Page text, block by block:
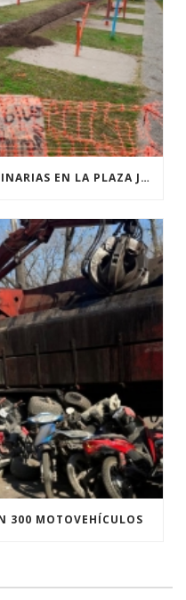
RENOVACIÓN TOTAL DE LUMINARIAS EN LA PLAZA JOSÉ PEDRONI DE SAN SEBASTIÁN.
300 MOTOVEHÍCULOS